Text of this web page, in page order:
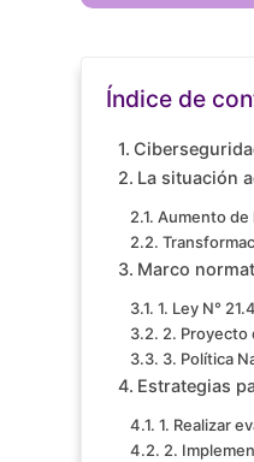
Índice de
La situación
Aumento de
Marco
1. Ley N°
2. Proyecto
3. Política
Estrategias
1. Realizar
2.